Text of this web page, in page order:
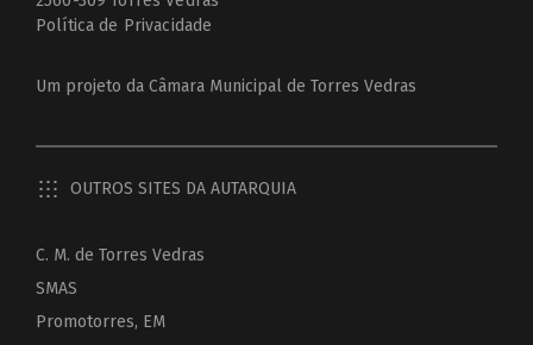
Política de Privacidade
Um projeto da Câmara Municipal de Torres Vedras
OUTROS SITES DA AUTARQUIA
C. M. de Torres Vedras
SMAS
Promotorres, EM